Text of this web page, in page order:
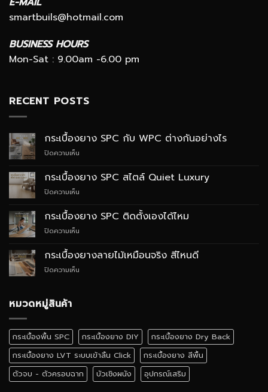
smartbuils@hotmail.com
BUSINESS HOURS
Mon-Sat : 9.00am -6.00 pm
RECENT POSTS
กระเบื้องยาง SPC กับ WPC ต่างกันอย่างไร
ปิดความเห็น
ยาง
SPC
ต่าง
กระเบื้องยาง SPC สไตล์ Quiet Luxury
ปิดความเห็น
ยาง
SPC
Luxury
กระเบื้องยาง SPC ติดตั้งเองได้ไหม
ปิดความเห็น
ยาง
SPC
กระเบื้องยางลายไม้เหมือนจริง สีไหนดี
ปิดความเห็น
สี
ไหน
ดี
หมวดหมู่สินค้า
กระเบื้องพื้น SPC กระเบื้องยาง DIY
กระเบื้องยาง Dry Back
กระเบื้องยาง LVT ระบบเข้าลิ้น Click
กระเบื้องยาง สีพื้น
ตัวจบ - ตัวครอบฉาก
บัวเชิงผนัง อุปกรณ์เสริม